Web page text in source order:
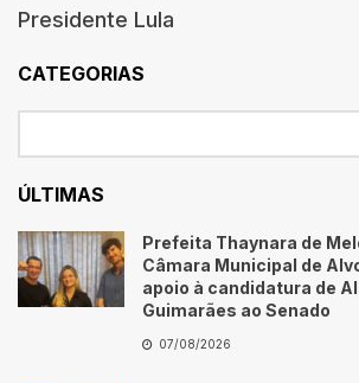
Presidente Lula
CATEGORIAS
ÚLTIMAS
Prefeita Thaynara de
Câmara Municipal de
apoio à candidatura de
Guimarães ao Senado
07/08/2026